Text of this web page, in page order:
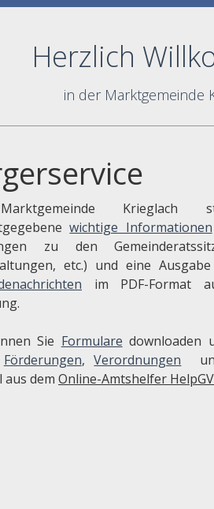
Herzlich
in der Marktgemeinde
Krieglach
wichtige Informationen
zu den
etc.) und eine
im PDF-Format
Sie Formulare downloaden
Förderungen,Verordnungen
aus dem Online-Amtshelfer HelpGV